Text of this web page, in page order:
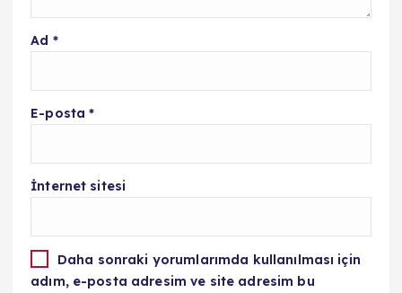
Ad *
E-posta*
İnternet sitesi
Daha sonraki yorumlarımda kullanılması için
adım, e-posta adresim ve site adresim bu